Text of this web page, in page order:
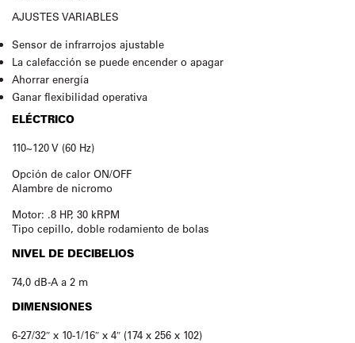
AJUSTES VARIABLES
Sensor de infrarrojos ajustable
La calefacción se puede encender o apagar
Ahorrar energía
Ganar flexibilidad operativa
ELÉCTRICO
110~120 V (60 Hz)
Opción de calor ON/OFF
Alambre de nicromo
Motor: .8 HP, 30 kRPM
Tipo cepillo, doble rodamiento de bolas
NIVEL DE DECIBELIOS
74,0 dB-A a 2 m
DIMENSIONES
6-27/32″ x 10-1/16″ x 4″ (174 x 256 x 102)